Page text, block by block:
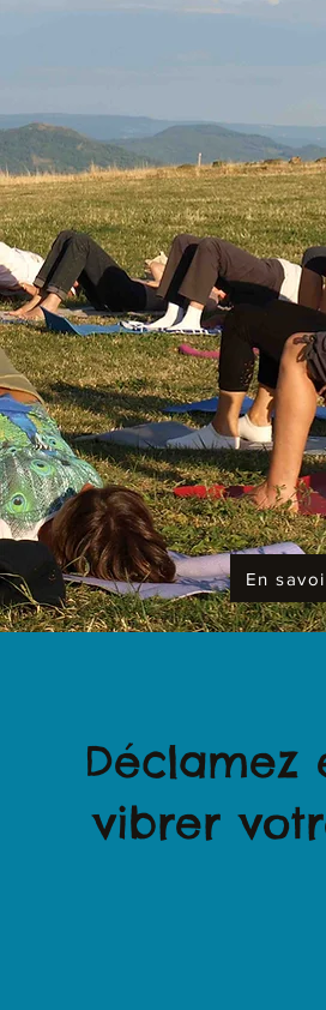
En
Déclamez
vibrer